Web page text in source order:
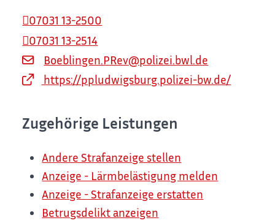
07031 13-2500
07031 13-2514
Boeblingen.PRev@polizei.bwl.de
https://ppludwigsburg.polizei-bw.de/
Zugehörige Leistungen
Andere Strafanzeige stellen
Anzeige - Lärmbelästigung melden
Anzeige - Strafanzeige erstatten
Betrugsdelikt anzeigen